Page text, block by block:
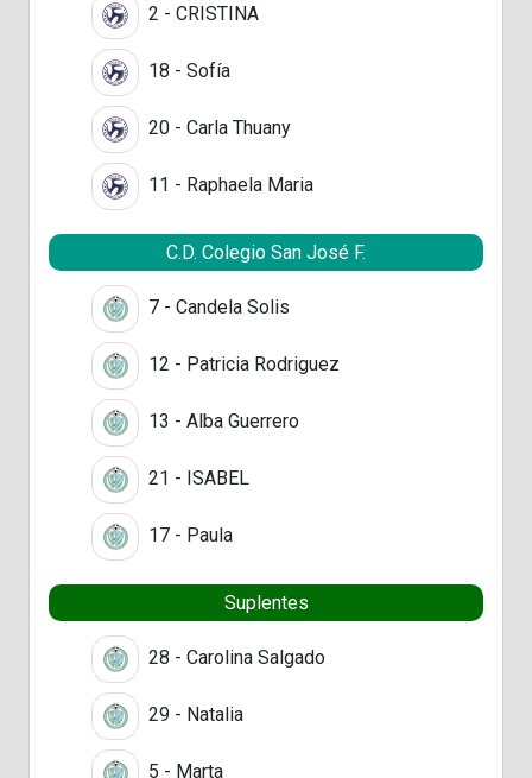
2 - CRISTINA
18 - Sofía
20 - Carla Thuany
11 - Raphaela Maria
C.D. Colegio San José F.
7 - Candela Solis
12 - Patricia Rodriguez
13 - Alba Guerrero
21 - ISABEL
17 - Paula
Suplentes
28 - Carolina Salgado
29 - Natalia
5 - Marta